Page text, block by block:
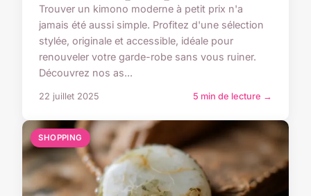
Trouver un kimono moderne à petit prix n'a
jamais été aussi simple. Profitez d'une sélection
stylée, originale et accessible, idéale pour
renouveler votre garde-robe sans vous ruiner.
Découvrez nos as...
22 juillet 2025 5 min de lecture →
SHOPPING